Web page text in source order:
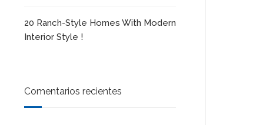
20 Ranch-Style Homes With Modern
Interior Style !
Comentarios recientes